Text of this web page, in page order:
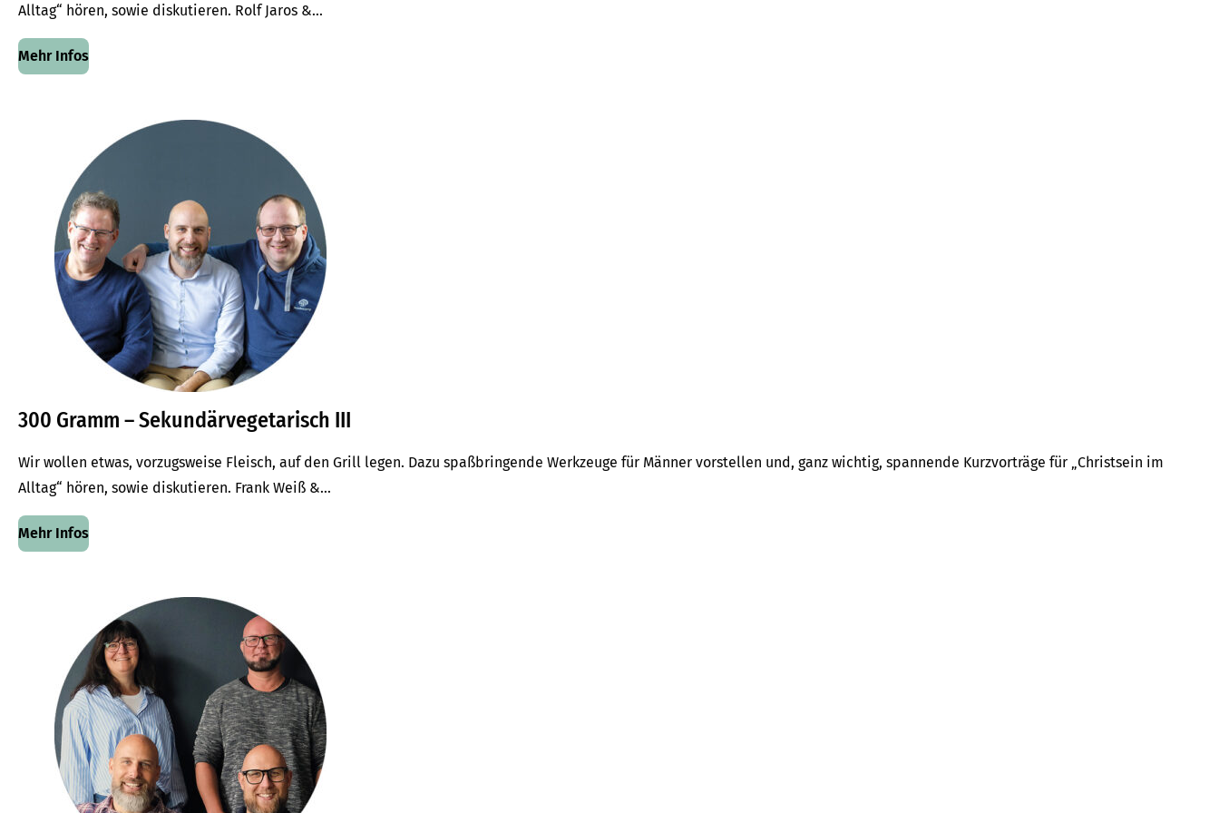
Alltag“ hören, sowie diskutieren. Rolf Jaros &...
Mehr Infos
300 Gramm – Sekundärvegetarisch III
Wir wollen etwas, vorzugsweise Fleisch, auf den Grill legen. Dazu spaßbringende Werkzeuge für Männer vorstellen und, ganz wichtig, spannende Kurzvorträge für „Christsein im
Alltag“ hören, sowie diskutieren. Frank Weiß &...
Mehr Infos